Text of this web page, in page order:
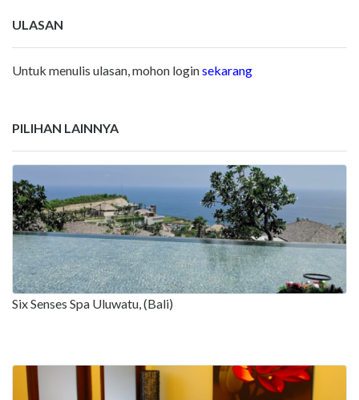
ULASAN
Untuk menulis ulasan, mohon loginsekarang
PILIHAN LAINNYA
Six Senses Spa Uluwatu, (Bali)